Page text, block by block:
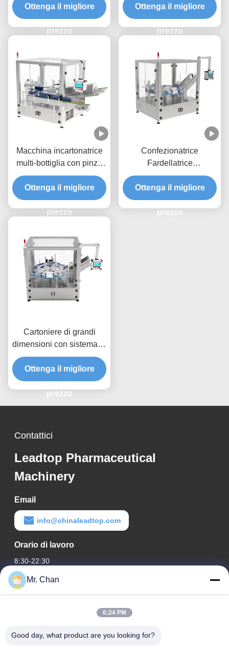
dimensioni H15-60 mm
Ottenga il migliore
prezzo
movimento laterale
preciso per la cartonatura
ad alta velocità
Ottenga il migliore
prezzo
Macchina incartonatrice
multi-bottiglia con pinze
servoassistite e
deviazione a doppia fila
per un confezionamento
efficiente di vari tipi di
Ottenga il migliore
prezzo
Confezionatrice
Fardellatrice
Personalizzata con
Design a 8 Stazioni e
Sistema di Cambio
Rapido per Imballaggio
Ottenga il migliore
prezzo
Cartoniere di grandi
dimensioni con sistema di
cambio rapido a 8
stazioni per l'imballaggio
rapido di grandi scatole
fino a 200x130 mm
Ottenga il migliore
prezzo
Contattici
Leadtop Pharmaceutical
Machinery
Email
info@chinaleadtop.com
Orario di lavoro
8:30-22:30
Il nostro indirizzo
ventottesimo, Jiuan Rd, zona industriale di Jiuli, Shangwang.
Mr. Chan
6:24 PM
Good day, what product are you looking for?